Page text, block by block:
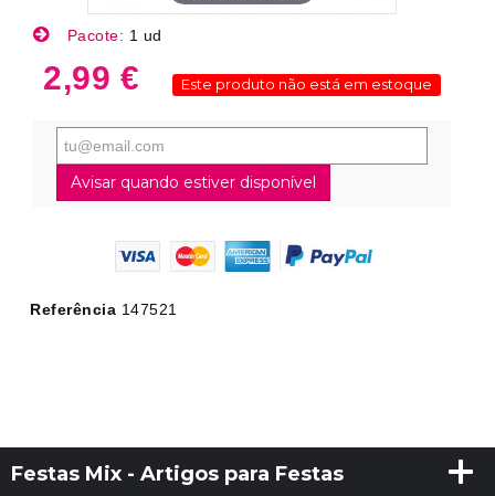
Pacote: 1 ud
2,99 € Este produto não está em estoque
Avisar quando estiver disponível
Referência 147521
Festas Mix - Artigos para Festas